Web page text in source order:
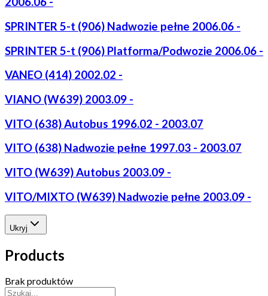
SPRINTER 5-t (906) Nadwozie pełne 2006.06 -
SPRINTER 5-t (906) Platforma/Podwozie 2006.06 -
VANEO (414) 2002.02 -
VIANO (W639) 2003.09 -
VITO (638) Autobus 1996.02 - 2003.07
VITO (638) Nadwozie pełne 1997.03 - 2003.07
VITO (W639) Autobus 2003.09 -
VITO/MIXTO (W639) Nadwozie pełne 2003.09 -
Ukryj
Products
Brak produktów